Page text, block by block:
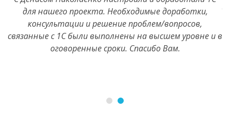
для нашего проекта. Необходимые доработки,
консультации и решение проблем/вопросов,
связанные с 1С были выполнены на высшем уровне и в
оговоренные сроки. Спасибо Вам.